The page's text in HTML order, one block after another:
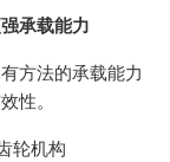
承载能力
方法的承载能力
性。
轮机构